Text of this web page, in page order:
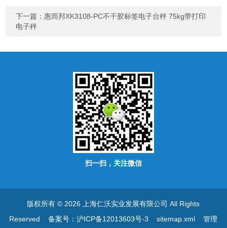
下一篇：惠而邦XK3108-PC不干胶标签电子台秤 75kg带打印
电子秤
扫一扫，关注微信
版权所有 © 2026 上海仁沃实业发展有限公司 All Rights
Reserved备案号：沪ICP备12013603号-3 sitemap.xml 管理